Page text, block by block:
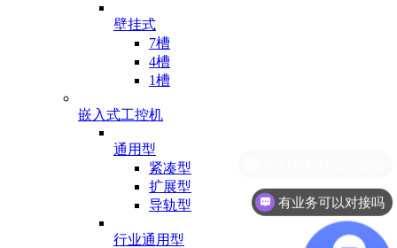
壁挂式
7槽
4槽
1槽
嵌入式工控机
通用型
紧凑型
扩展型
导轨型
行业通用型
有业务可以对接吗